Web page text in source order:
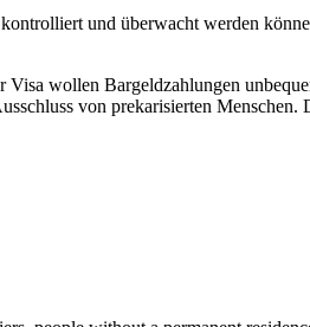
und überwacht werden
wollen Bargeldzahlungen
von prekarisierten